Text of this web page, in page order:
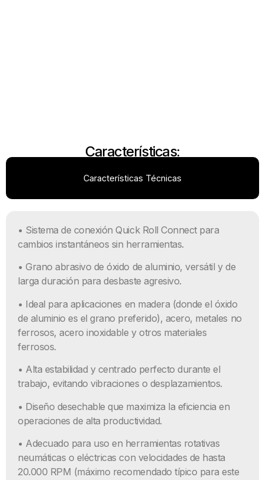
Características:
Características Técnicas
• Sistema de conexión Quick Roll Connect para
cambios instantáneos sin herramientas.
• Grano abrasivo de óxido de aluminio, versátil y de
larga duración para desbaste agresivo.
• Ideal para aplicaciones en madera (donde el óxido
de aluminio es el grano preferido), acero, metales no
ferrosos, acero inoxidable y otros materiales
ferrosos.
• Alta estabilidad y centrado perfecto durante el
trabajo, evitando vibraciones o desplazamientos.
• Diseño desechable que maximiza la eficiencia en
operaciones de alta productividad.
• Adecuado para uso en herramientas rotativas
neumáticas o eléctricas con velocidades de hasta
20.000 RPM (máximo recomendado típico para este